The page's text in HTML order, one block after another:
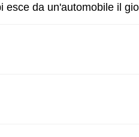
esce da un'automobile il